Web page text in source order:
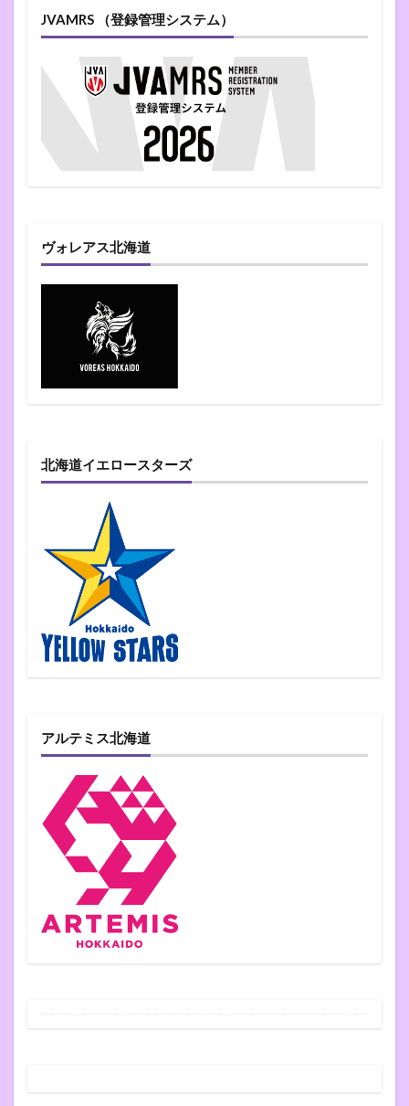
JVAMRS （登録管理システム）
ヴォレアス北海道
北海道イエロースターズ
アルテミス北海道